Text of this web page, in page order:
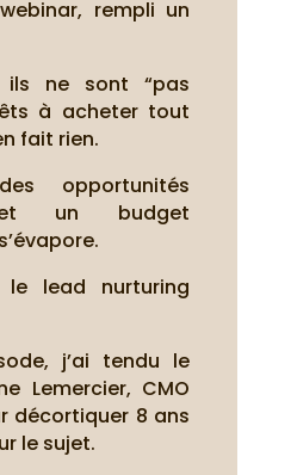
rempli un
ils ne sont “pas
à acheter tout
fait rien.
opportunités
et un budget
lead nurturing
j’ai tendu le
Lemercier, CMO
décortiquer 8 ans
le sujet.